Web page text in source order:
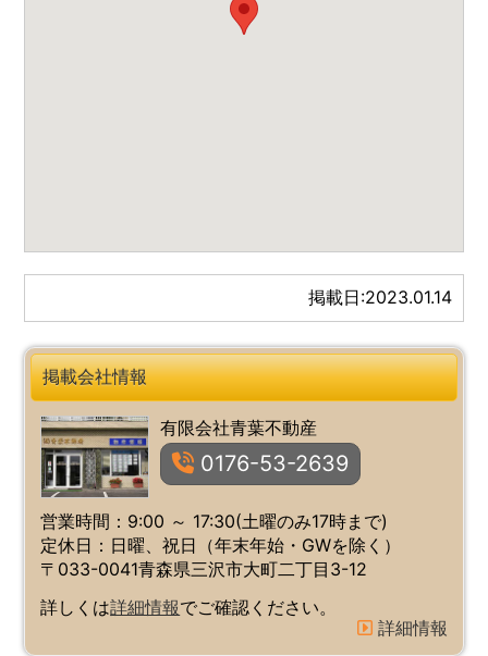
掲載日:2023.01.14
掲載会社情報
有限会社青葉不動産
0176-53-2639
営業時間：9:00 ～ 17:30(土曜のみ17時まで)
定休日：日曜、祝日（年末年始・GWを除く）
〒033-0041青森県三沢市大町二丁目3-12
詳しくは詳細情報でご確認ください。
詳細情報